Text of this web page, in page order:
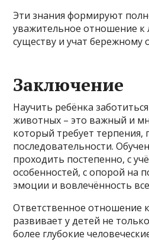
Эти знания формируют
уважительное отношение
существу и учат
Заключение
Научить ребёнка
животных – это важный и
который требует терпения,
последовательности.
проходить постепенно, с
особенностей, с опорой на
эмоции и вовлечённость
Ответственное отношение
развивает у детей не
более глубокие